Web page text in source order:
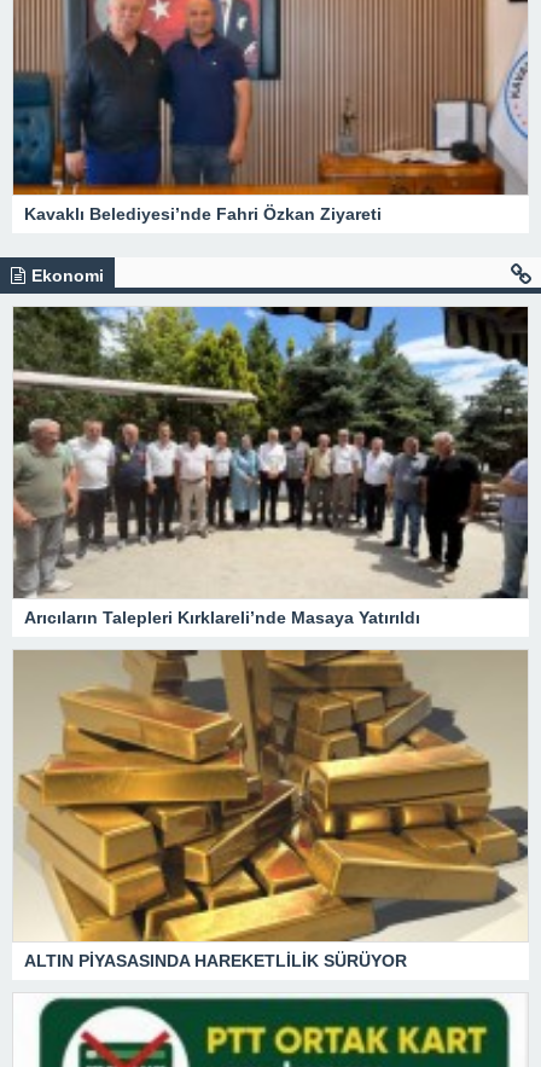
Kavaklı Belediyesi’nde Fahri Özkan Ziyareti
Ekonomi
Arıcıların Talepleri Kırklareli’nde Masaya Yatırıldı
ALTIN PİYASASINDA HAREKETLİLİK SÜRÜYOR